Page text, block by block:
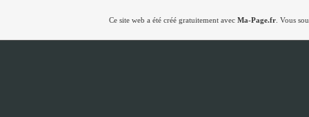
Ce site web a été créé gratuitement avec Ma-Page.fr. Vous